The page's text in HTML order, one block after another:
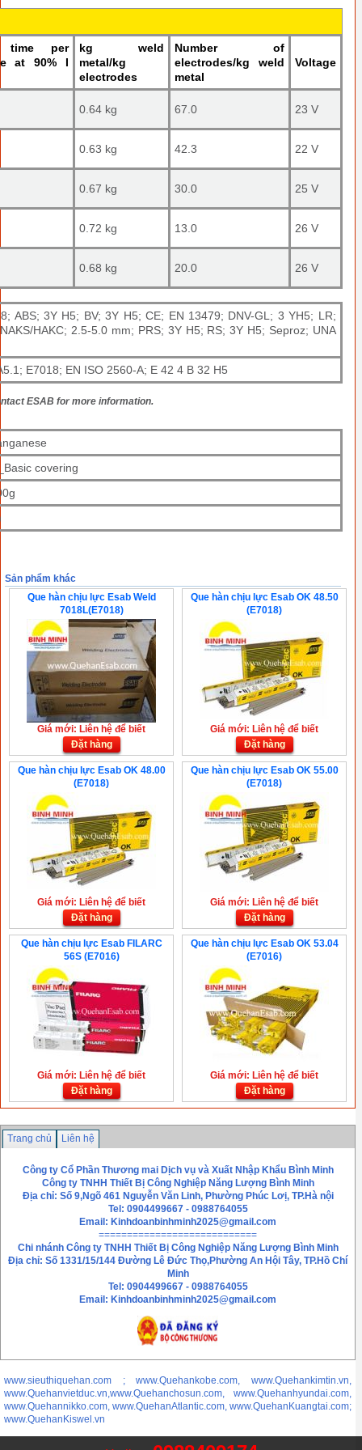
time per
at 90% I
kg weld
metal/kg
electrodes
Number of
electrodes/kg weld
metal
Voltage
0.64 kg 67.0 23 V
0.63 kg 42.3 22 V
0.67 kg 30.0 25 V
0.72 kg 13.0 26 V
0.68 kg 20.0 26 V
ABS; 3Y H5; BV; 3Y H5; CE; EN 13479; DNV-GL; 3 YH5; LR;
HAKC; 2.5-5.0 mm; PRS; 3Y H5; RS; 3Y H5; Seproz; UNA
E7018; EN ISO 2560-A; E 42 4 B 32 H5
ESAB for more information.
covering
Sản phẩm khác
Que hàn chịu lực Esab Weld
7018L(E7018)
Giá mới: Liên hệ để biết
Đặt hàng
Que hàn chịu lực Esab OK 48.50
(E7018)
Giá mới: Liên hệ để biết
Đặt hàng
Que hàn chịu lực Esab OK 48.00
(E7018)
Giá mới: Liên hệ để biết
Đặt hàng
Que hàn chịu lực Esab OK 55.00
(E7018)
Giá mới: Liên hệ để biết
Đặt hàng
Que hàn chịu lực Esab FILARC
56S (E7016)
Giá mới: Liên hệ để biết
Đặt hàng
Que hàn chịu lực Esab OK 53.04
(E7016)
Giá mới: Liên hệ để biết
Đặt hàng
Trang chủ Liên hệ
Công ty Cổ Phần Thương mai Dịch vụ và Xuất Nhập Khẩu Bình Minh
Công ty TNHH Thiết Bị Công Nghiệp Năng Lượng Bình Minh
Địa chỉ: Số 9,Ngõ 461 Nguyễn Văn Linh, Phường Phúc Lơị, TP.Hà nội
Tel: 0904499667 - 0988764055
Email: Kinhdoanbinhminh2025@gmail.com
============================
Chi nhánh Công ty TNHH Thiết Bị Công Nghiệp Năng Lượng Bình Minh
Địa chỉ: Số 1331/15/144 Đường Lê Đức Thọ,Phường An Hội Tây, TP.Hồ Chí
Minh
Tel: 0904499667 - 0988764055
Email: Kinhdoanbinhminh2025@gmail.com
www.sieuthiquehan.com ; www.Quehankobe.com, www.Quehankimtin.vn,
www.Quehanvietduc.vn,www.Quehanchosun.com, www.Quehanhyundai.com,
www.Quehannikko.com, www.QuehanAtlantic.com, www.QuehanKuangtai.com;
www.QuehanKiswel.vn